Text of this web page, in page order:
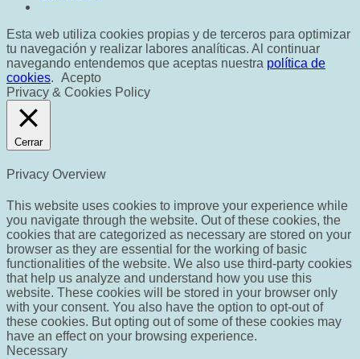
Esta web utiliza cookies propias y de terceros para optimizar
tu navegación y realizar labores analíticas. Al continuar
navegando entendemos que aceptas nuestra política de
cookies. Acepto
Privacy & Cookies Policy
Cerrar
Privacy Overview
This website uses cookies to improve your experience while
you navigate through the website. Out of these cookies, the
cookies that are categorized as necessary are stored on your
browser as they are essential for the working of basic
functionalities of the website. We also use third-party cookies
that help us analyze and understand how you use this
website. These cookies will be stored in your browser only
with your consent. You also have the option to opt-out of
these cookies. But opting out of some of these cookies may
have an effect on your browsing experience.
Necessary